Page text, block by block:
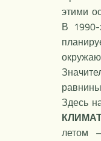
этими
В 1990-
Здесь
летом